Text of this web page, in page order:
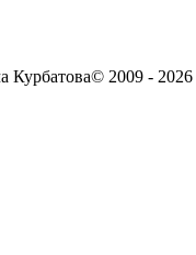
Курбатова© 2009 - 2026